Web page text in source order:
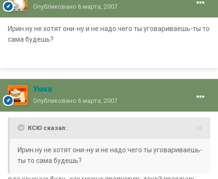
Опубликовано 6 марта, 2007
Ирин.ну не хотят они-ну и не надо.чего ты уговариваешь-ты то
сама будешь?
Умка
Опубликовано 6 марта, 2007
КСЮ сказал:
Ирин.ну не хотят они-ну и не надо.чего ты уговариваешь-
ты то сама будешь?